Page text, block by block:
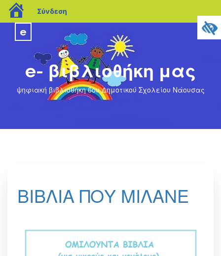
blogs.sch.gr
Σύνδεση
e
e- βιβλιοθήκη μας
ψηφιακή βιβλιοθήκη 6ου Δημοτικού Σχολείου Νάουσας
ΒΙΒΛΙΑ ΠΟΥ ΜΙΛΑΝΕ